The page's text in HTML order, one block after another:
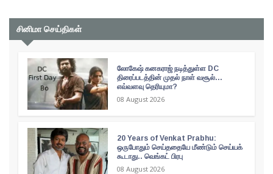
சினிமா செய்திகள்
லோகேஷ் கனகராஜ் நடித்துள்ள DC
திரைப்படத்தின் முதல் நாள் வசூல்...
எவ்வளவு தெரியுமா?
08 August 2026
20 Years of Venkat Prabhu:
ஒருபோதும் செய்ததையே மீண்டும் செய்யக்
கூடாது.. வெங்கட் பிரபு
08 August 2026